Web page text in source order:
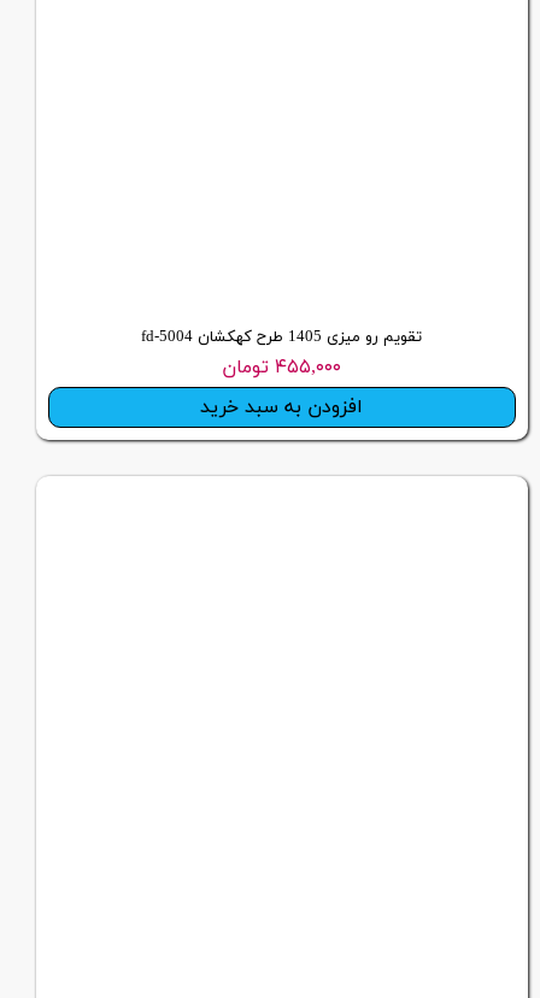
تقویم رو میزی 1405 طرح کهکشان fd-5004
۴۵۵,۰۰۰ تومان
افزودن به سبد خرید